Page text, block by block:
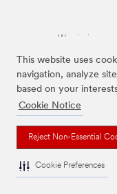
This website uses
navigation, analyze
based on your
Cookie Notice
Reject Non-Essential
Cookie Preferences
Wymienione